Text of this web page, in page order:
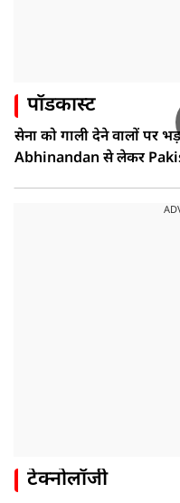
पॉडकास्ट
सेना को गाली देने वालों पर
Abhinandan से लेकर
टेक्नोलॉजी